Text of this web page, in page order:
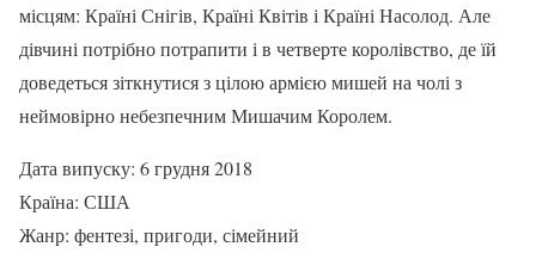
місцям: Країні Снігів, Країні Квітів і Країні Насолод. Але
дівчині потрібно потрапити і в четверте королівство, де їй
доведеться зіткнутися з цілою армією мишей на чолі з
неймовірно небезпечним Мишачим Королем.
Дата випуску: 6 грудня 2018
Країна: США
Жанр: фентезі, пригоди, сімейний